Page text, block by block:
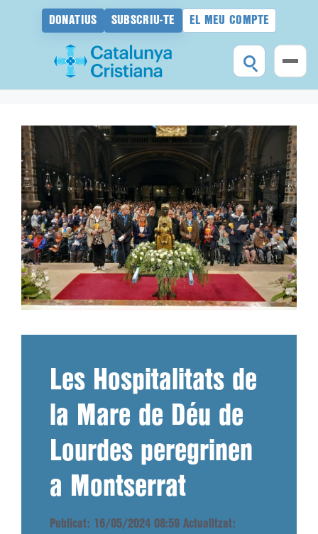
DONATIUS SUBSCRIU-TE EL MEU COMPTE
contingut
Les Hospitalitats de
la Mare de Déu de
Lourdes peregrinen
a Montserrat
Publicat: 16/05/2024 08:59 Actualitzat: